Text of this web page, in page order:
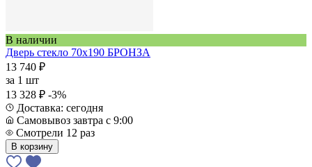
В наличии
Дверь стекло 70х190 БРОНЗА
13 740 ₽
за 1 шт
13 328 ₽ -3%
Доставка: сегодня
Самовывоз завтра с 9:00
Смотрели 12 раз
В корзину